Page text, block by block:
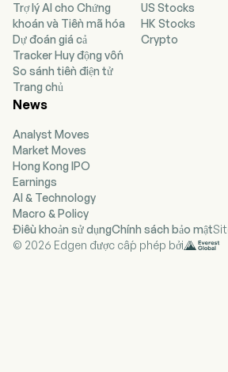
ty có cổ phần trong các doanh nghiệp:
(54,5%) - chủ sở hữu, nhà vận hành và
các cơ sở sản xuất điện trên thị trường
Israel và Hoa Kỳ, và ZIM (16,5%) - một
tải biển quốc tế. Danh mục của OPC tại
gồm có OPC Rotem, một nhà máy điện
kết hợp với công suất khoảng 466
phát với công suất 148MW. Danh mục
Hoa Kỳ gồm CPV Group, một doanh
gia vào việc phát triển, xây dựng và quản
nhà máy điện chạy bằng năng lượng
(khí tự nhiên) và năng lượng tái tạo tại
vận hành một đội tàu container gồm
chiếc, với tổng sức chứa khoảng
Trợ lý AI cho Chứng
khoán và Tiền mã hóa
Dự đoán giá cả
Tracker Huy động vốn
So sánh tiền điện tử
Trang chủ
US Stocks
HK Stocks
Crypto
News
Analyst Moves
Market Moves
Hong Kong IPO
Earnings
AI & Technology
Macro & Policy
Điều khoản sử dụngChính sách bảo mật
© 2026 Edgen được cấp phép bởi